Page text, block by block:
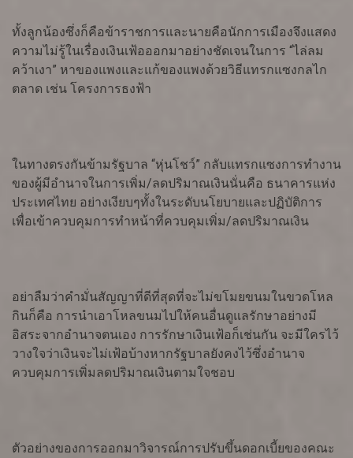
ทั้งลูกน้องซึ่งก็คือข้าราชการและนายคือนักการเมืองจึงแสดง
ความไม่รู้ในเรื่องเงินเฟ้อออกมาอย่างชัดเจนในการ “ไล่ลม
คว้าเงา” หาของแพงและแก้ของแพงด้วยวิธีแทรกแซงกลไก
ตลาด เช่น โครงการธงฟ้า
ในทางตรงกันข้ามรัฐบาล “หุ่นโชว์” กลับแทรกแซงการทำงาน
ของผู้มีอำนาจในการเพิ่ม/ลดปริมาณเงินนั่นคือ ธนาคารแห่ง
ประเทศไทย อย่างเงียบๆทั้งในระดับนโยบายและปฏิบัติการ
เพื่อเข้าควบคุมการทำหน้าที่ควบคุมเพิ่ม/ลดปริมาณเงิน
อย่าลืมว่าคำมั่นสัญญาที่ดีที่สุดที่จะไม่ขโมยขนมในขวดโหล
กินก็คือ การนำเอาโหลขนมไปให้คนอื่นดูแลรักษาอย่างมี
อิสระจากอำนาจตนเอง การรักษาเงินเฟ้อก็เช่นกัน จะมีใครไว้
วางใจว่าเงินจะไม่เฟ้อบ้างหากรัฐบาลยังคงไว้ซึ่งอำนาจ
ควบคุมการเพิ่มลดปริมาณเงินตามใจชอบ
ตัวอย่างของการออกมาวิจารณ์การปรับขึ้นดอกเบี้ยของคณะ